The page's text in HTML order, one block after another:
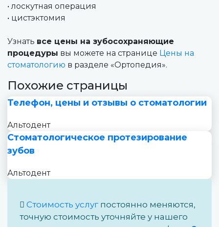
• лоскутная операция
• цистэктомия
Узнать все цены на зубосохраняющие
процедуры вы можете на странице Цены на
стоматологию в разделе «Ортопедия».
Похожие страницы
Телефон, цены и отзывы о стоматологии
Альтодент
Стоматологическое протезирование
зубов
Альтодент
Стоимость услугпостоянно меняются,
точную стоимость уточняйте у нашего